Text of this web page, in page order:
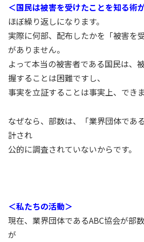
＜国民は被害を受けたことを知る術
ほぼ繰り返しになります。
実際に何部、配布したかを「被害を
がありません。
よって本当の被害者である国民は、
握することは困難ですし、
事実を立証することは事実上、できま
なぜなら、部数は、「業界団体であ
計され
公的に調査されていないからです。
＜私たちの活動＞
現在、業界団体であるABC協会が部
が